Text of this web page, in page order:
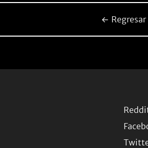
← Regresar